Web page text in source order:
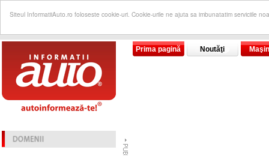
Siteul InformatiiAuto.ro foloseste cookie-uri. Cookie-urile ne ajuta sa imbunatatim serviciile
Prima pagină Noutăţi